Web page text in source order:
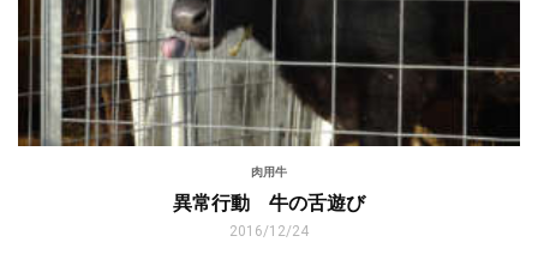
肉用牛
異常行動 牛の舌遊び
2016/12/24